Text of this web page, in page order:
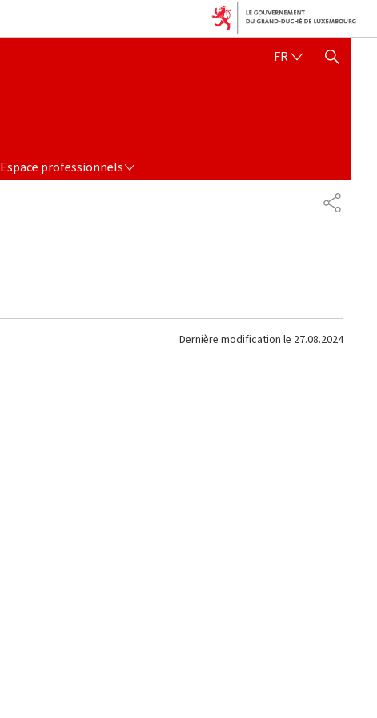
FRFRANÇAIS
AFFICHER / MASQUER
Espace professionnels
Dernière modification le 27.08.2024